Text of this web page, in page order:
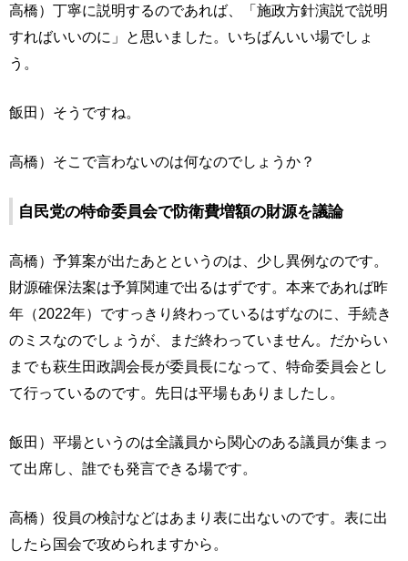
高橋）丁寧に説明するのであれば、「施政方針演説で説明
すればいいのに」と思いました。いちばんいい場でしょ
う。
飯田）そうですね。
高橋）そこで言わないのは何なのでしょうか？
自民党の特命委員会で防衛費増額の財源を議論
高橋）予算案が出たあとというのは、少し異例なのです。
財源確保法案は予算関連で出るはずです。本来であれば昨
年（2022年）ですっきり終わっているはずなのに、手続き
のミスなのでしょうが、まだ終わっていません。だからい
までも萩生田政調会長が委員長になって、特命委員会とし
て行っているのです。先日は平場もありましたし。
飯田）平場というのは全議員から関心のある議員が集まっ
て出席し、誰でも発言できる場です。
高橋）役員の検討などはあまり表に出ないのです。表に出
したら国会で攻められますから。